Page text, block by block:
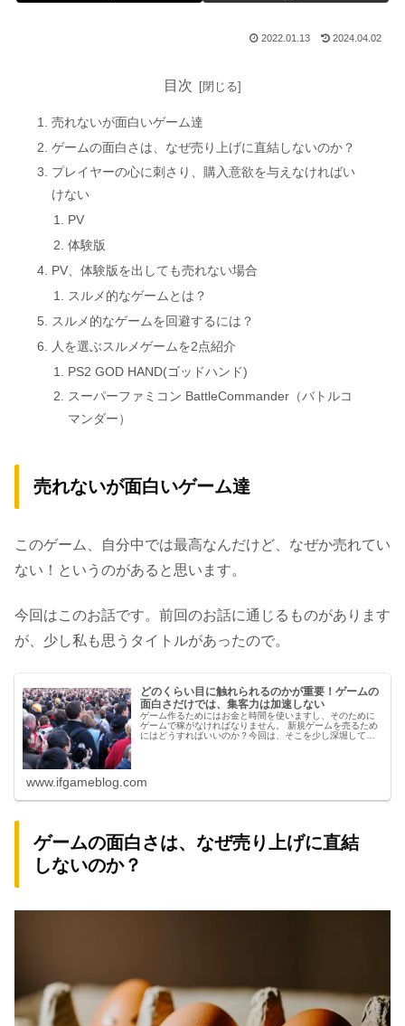
2022.01.13 2024.04.02
目次
売れないが面白いゲーム達
ゲームの面白さは、なぜ売り上げに直結しないのか？
プレイヤーの心に刺さり、購入意欲を与えなければい
けない
PV
体験版
PV、体験版を出しても売れない場合
スルメ的なゲームとは？
スルメ的なゲームを回避するには？
人を選ぶスルメゲームを2点紹介
PS2 GOD HAND(ゴッドハンド)
スーパーファミコン BattleCommander（バトルコ
マンダー）
売れないが面白いゲーム達
このゲーム、自分中では最高なんだけど、なぜか売れてい
ない！というのがあると思います。
今回はこのお話です。前回のお話に通じるものがあります
が、少し私も思うタイトルがあったので。
どのくらい目に触れられるのかが重要！ゲームの
面白さだけでは、集客力は加速しない
ゲーム作るためにはお金と時間を使いますし、そのために
ゲームで稼がなければなりません。 新規ゲームを売るため
にはどうすればいいのか？今回は、そこを少し深堀してみ
www.ifgameblog.com
ゲームの面白さは、なぜ売り上げに直結
しないのか？